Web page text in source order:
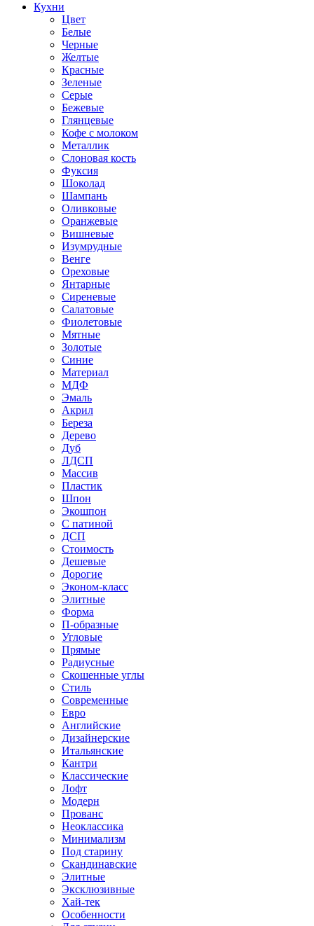
Кухни
Цвет
Белые
Черные
Желтые
Красные
Зеленые
Серые
Бежевые
Глянцевые
Кофе с молоком
Металлик
Слоновая кость
Фуксия
Шоколад
Шампань
Оливковые
Оранжевые
Вишневые
Изумрудные
Венге
Ореховые
Янтарные
Сиреневые
Салатовые
Фиолетовые
Мятные
Золотые
Синие
Материал
МДФ
Эмаль
Акрил
Береза
Дерево
Дуб
ЛДСП
Массив
Пластик
Шпон
Экошпон
С патиной
ДСП
Стоимость
Дешевые
Дорогие
Эконом-класс
Элитные
Форма
П-образные
Угловые
Прямые
Радиусные
Скошенные углы
Стиль
Современные
Евро
Английские
Дизайнерские
Итальянские
Кантри
Классические
Лофт
Модерн
Прованс
Неоклассика
Минимализм
Под старину
Скандинавские
Элитные
Эксклюзивные
Хай-тек
Особенности